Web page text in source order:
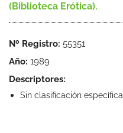
(Biblioteca Erótica).
Nº Registro: 55351
Año: 1989
Descriptores:
Sin clasificación específica